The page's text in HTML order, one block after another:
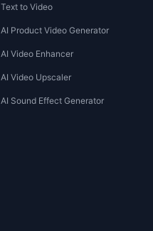
Text to Video
AI Product Video Generator
AI Video Enhancer
AI Video Upscaler
AI Sound Effect Generator